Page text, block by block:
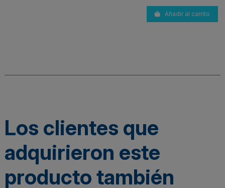
Añadir al carrito
Los clientes que
adquirieron este
producto también